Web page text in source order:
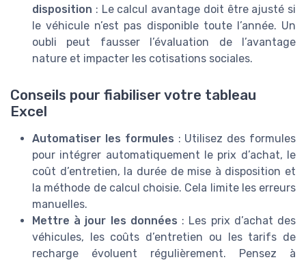
disposition : Le calcul avantage doit être ajusté si
le véhicule n’est pas disponible toute l’année. Un
oubli peut fausser l’évaluation de l’avantage
nature et impacter les cotisations sociales.
Conseils pour fiabiliser votre tableau
Excel
Automatiser les formules : Utilisez des formules
pour intégrer automatiquement le prix d’achat, le
coût d’entretien, la durée de mise à disposition et
la méthode de calcul choisie. Cela limite les erreurs
manuelles.
Mettre à jour les données : Les prix d’achat des
véhicules, les coûts d’entretien ou les tarifs de
recharge évoluent régulièrement. Pensez à